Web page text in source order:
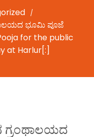
/
ಭೂಮಿ ಪೂಜೆ
for the public
at Harlur[:]
ಗ್ರಂಥಾಲಯದ